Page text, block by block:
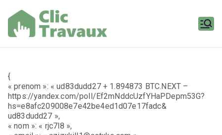
contenu
{
« prenom »: « ud83dudd27 + 1.894873 BTC.NEXT –
https://yandex.com/poll/Ef2mNddcUzfYHaPDepm53G?
hs=e8afc209008e7e42be4ed1d07e17fadc&
ud83dudd27 »,
« nom »: « rjc7l8 »,